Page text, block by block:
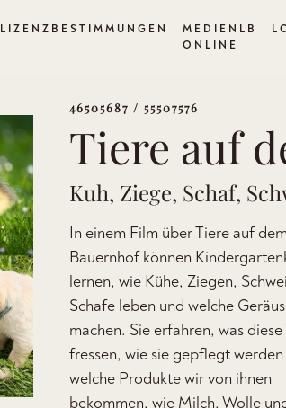
LIZENZBESTIMMUNGEN
MEDIENLB
ONLINE
46505687 / 55507576
Tiere auf
Kuh, Ziege, Schaf,
In einem Film über Tiere auf dem
Bauernhof können
lernen, wie Kühe, Ziegen,
Schafe leben und welche
machen. Sie erfahren, was
fressen, wie sie gepflegt
welche Produkte wir von ihnen
bekommen, wie Milch, Wolle